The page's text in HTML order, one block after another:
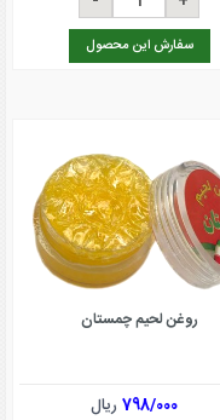
سفارش این محصول
روغن لحیم چمستان
798/000ریال